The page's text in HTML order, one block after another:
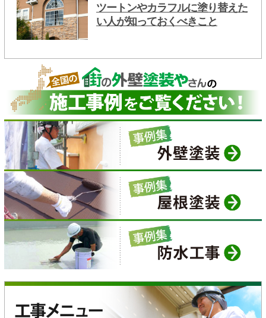
ツートンやカラフルに塗り替えた
い人が知っておくべきこと